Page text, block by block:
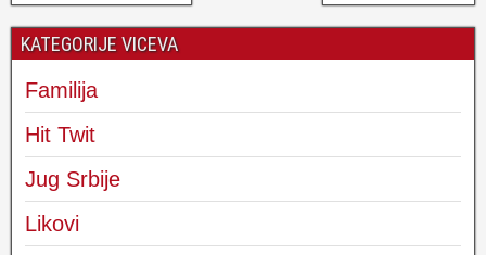
KATEGORIJE VICEVA
Familija
Hit Twit
Jug Srbije
Likovi